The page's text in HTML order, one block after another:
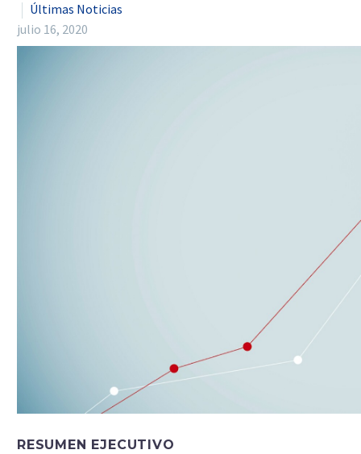
Últimas Noticias
julio 16, 2020
RESUMEN EJECUTIVO